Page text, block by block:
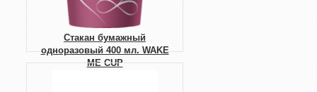
Стакан бумажный
одноразовый 400 мл. WAKE
ME CUP